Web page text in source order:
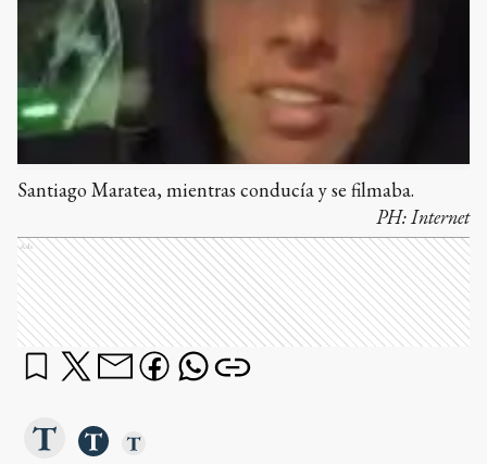
Santiago Maratea, mientras conducía y se filmaba.
PH: Internet
Ads